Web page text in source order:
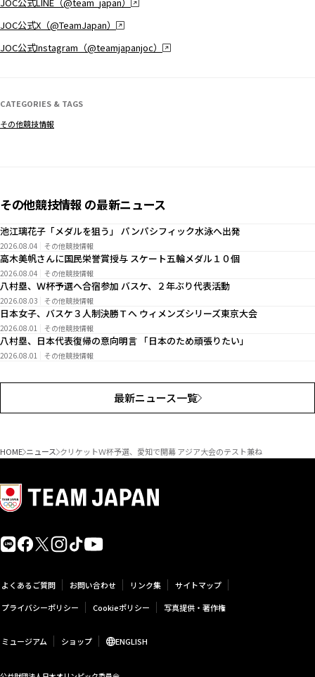
JOC公式X（@TeamJapan）
JOC公式Instagram（@teamjapanjoc）
CATEGORIES & TAGS
その他競技情報
その他競技情報 の最新ニュース
池江璃花子「メダルを狙う」 パンパシフィック水泳へ出発
2026.08.04 その他競技情報
高木美帆さんに国民栄誉賞授与 スケート五輪メダル１０個
2026.08.04 その他競技情報
八村塁、Ｗ杯予選へ合宿参加 バスケ、２年ぶり代表活動
2026.08.03 その他競技情報
日本女子、バスケ３人制決勝Ｔへ ウィメンズシリーズ東京大会
2026.08.01 その他競技情報
八村塁、日本代表復帰の意向明言 「日本のため頑張りたい」
2026.08.01 その他競技情報
最新ニュース一覧
HOME ニュース クリケットＷ杯予選、愛知で開幕 アジア大会のテスト兼ね
よくあるご質問 お問い合わせ リンク集
サイトマップ
プライバシーポリシー
Cookieポリシー 写真提供・著作権
ミュージアム ショップ ENGLISH